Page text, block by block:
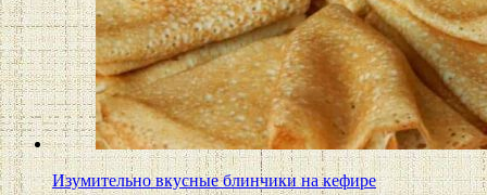
Изумительно вкусные блинчики на кефире